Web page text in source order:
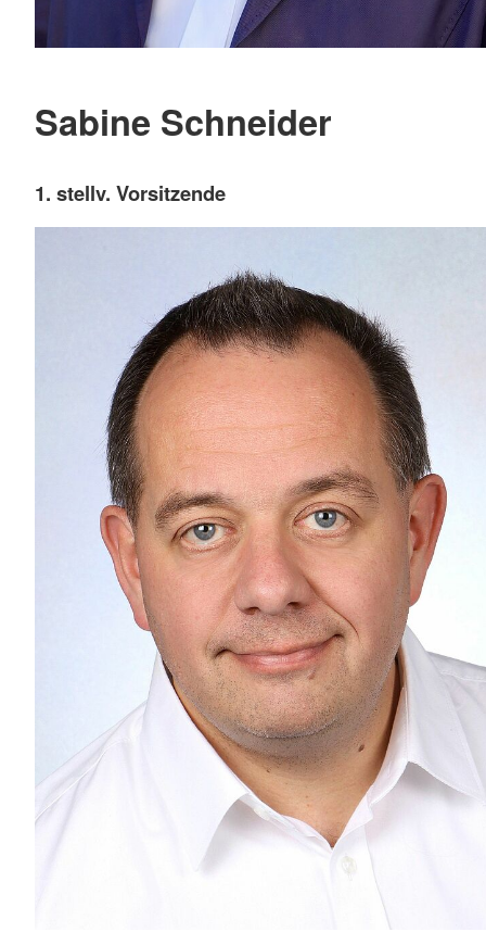
Sabine Schneider
1. stellv. Vorsitzende